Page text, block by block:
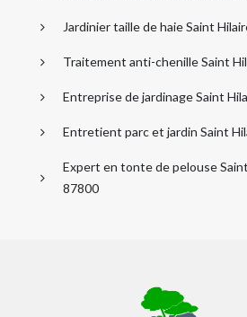
Jardinier taille de haie Saint
Traitement anti-chenille Saint
Entreprise de jardinage Saint
Entretient parc et jardin Saint
Expert en tonte de pelouse
87800